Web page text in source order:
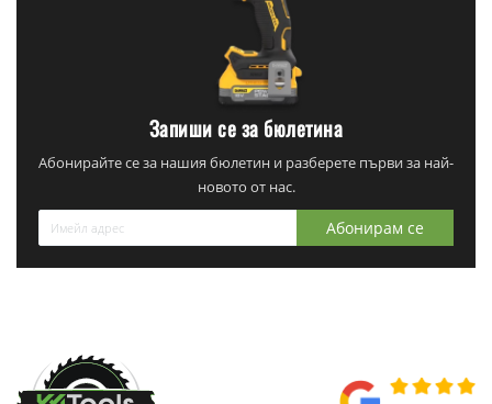
Запиши се за бюлетина
Абонирайте се за нашия бюлетин и разберете първи за най-
новото от нас.
Абонирам се